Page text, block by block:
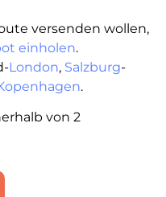
versenden wollen,
einholen.
London, Salzburg-
.
von 2